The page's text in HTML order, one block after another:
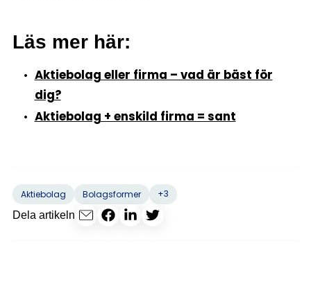
Läs mer här:
Aktiebolag eller firma – vad är bäst för
dig?
Aktiebolag + enskild firma = sant
Aktiebolag Bolagsformer
+3
Dela artikeln